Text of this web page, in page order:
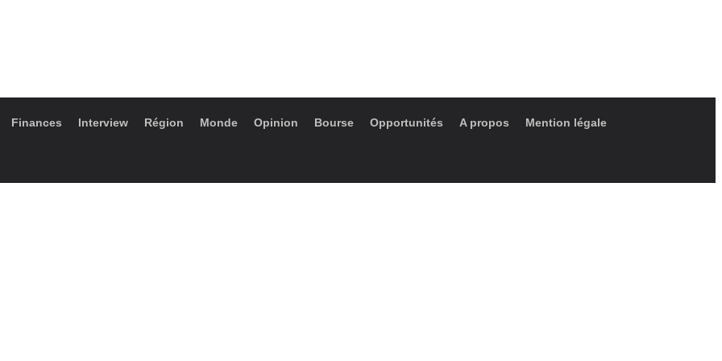
Finances Interview Région Monde Opinion Bourse Opportunités A propos Mention légale